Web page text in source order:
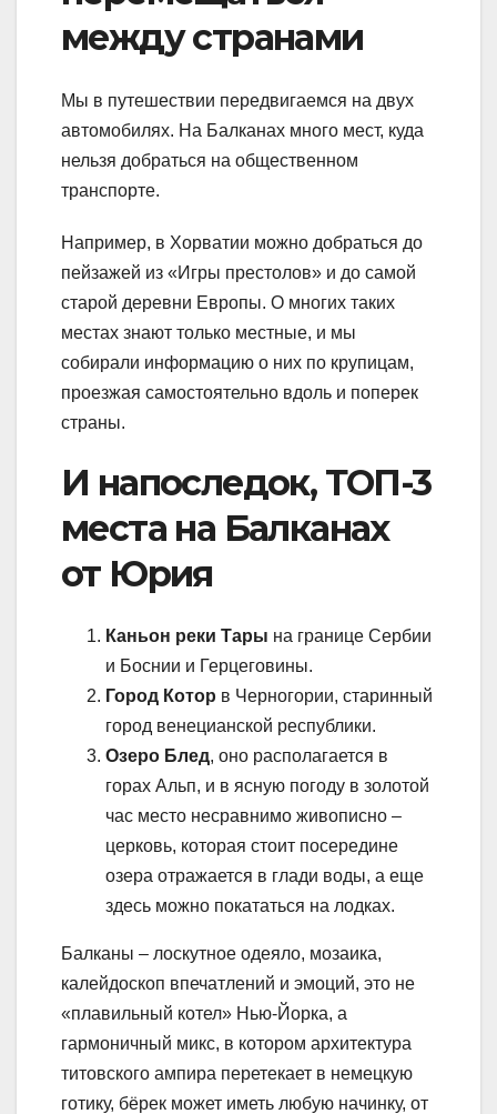
между странами
Мы в путешествии передвигаемся на двух
автомобилях. На Балканах много мест, куда
нельзя добраться на общественном
транспорте.
Например, в Хорватии можно добраться до
пейзажей из «Игры престолов» и до самой
старой деревни Европы. О многих таких
местах знают только местные, и мы
собирали информацию о них по крупицам,
проезжая самостоятельно вдоль и поперек
страны.
И напоследок, ТОП-3
места на Балканах
от Юрия
Каньон реки Тары на границе Сербии
и Боснии и Герцеговины.
Город Котор в Черногории, старинный
город венецианской республики.
Озеро Блед, оно располагается в
горах Альп, и в ясную погоду в золотой
час место несравнимо живописно –
церковь, которая стоит посередине
озера отражается в глади воды, а еще
здесь можно покататься на лодках.
Балканы – лоскутное одеяло, мозаика,
калейдоскоп впечатлений и эмоций, это не
«плавильный котел» Нью-Йорка, а
гармоничный микс, в котором архитектура
титовского ампира перетекает в немецкую
готику, бёрек может иметь любую начинку, от